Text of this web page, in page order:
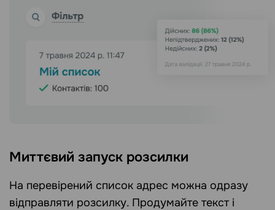
Миттєвий запуск розсилки
На перевірений список адрес можна одразу
відправляти розсилку. Продумайте текст і